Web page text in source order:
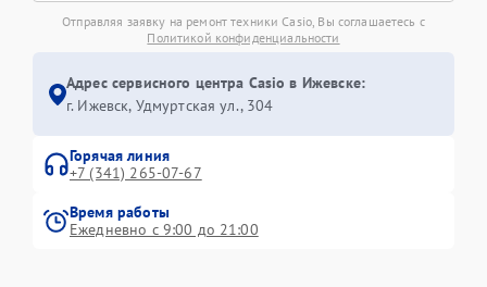
Отправляя заявку на ремонт техники Casio, Вы соглашаетесь с
Политикой конфиденциальности
Адрес сервисного центра Casio в Ижевске:
г. Ижевск, Удмуртская ул., 304
Горячая линия
+7 (341) 265-07-67
Время работы
Ежедневно с 9:00 до 21:00